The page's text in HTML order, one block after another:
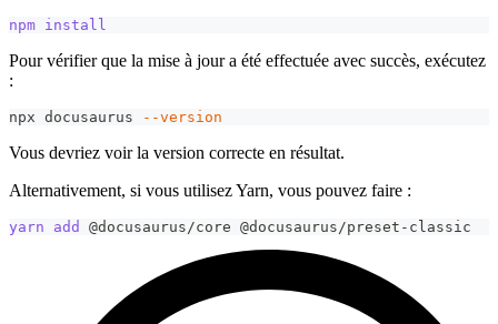
npm install
Pour vérifier que la mise à jour a été effectuée avec succès, exécutez
:
npx docusaurus --version
Vous devriez voir la version correcte en résultat.
Alternativement, si vous utilisez Yarn, vous pouvez faire :
yarn add @docusaurus/core @docusaurus/preset-classic